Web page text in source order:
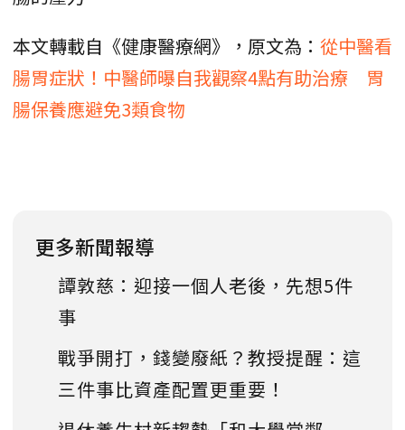
本文轉載自《健康醫療網》，原文為： 從中醫看
腸胃症狀！中醫師曝自我觀察4點有助治療 胃
腸保養應避免3類食物
更多新聞報導
譚敦慈：迎接一個人老後，先想5件
事
戰爭開打，錢變廢紙？教授提醒：這
三件事比資產配置更重要！